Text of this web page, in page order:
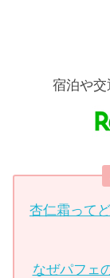
宿泊や交
杏仁霜って
なぜパフェ